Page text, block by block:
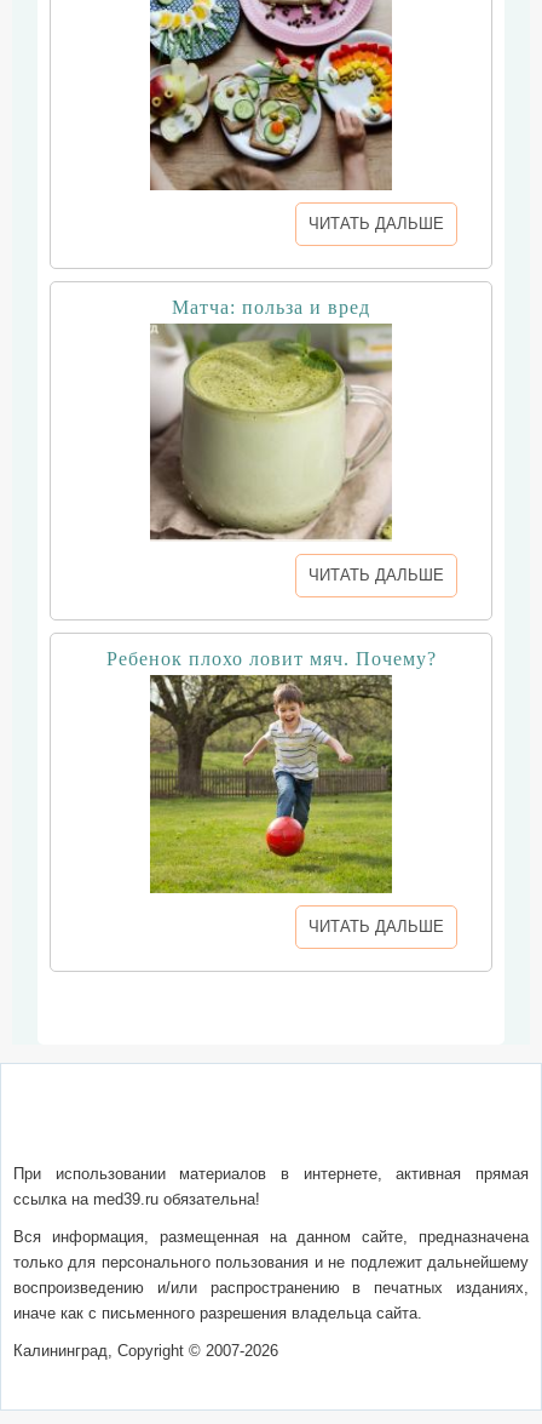
ЧИТАТЬ ДАЛЬШЕ
Матча: польза и вред
ЧИТАТЬ ДАЛЬШЕ
Ребенок плохо ловит мяч. Почему?
ЧИТАТЬ ДАЛЬШЕ
При использовании материалов в интернете, активная прямая
ссылка на med39.ru обязательна!
Вся информация, размещенная на данном сайте, предназначена
только для персонального пользования и не подлежит дальнейшему
воспроизведению и/или распространению в печатных изданиях,
иначе как с письменного разрешения владельца сайта.
Калининград, Copyright © 2007-2026